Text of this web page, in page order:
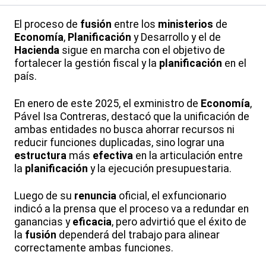
El proceso de fusión entre los ministerios de
Economía, Planificación y Desarrollo y el de
Hacienda sigue en marcha con el objetivo de
fortalecer la gestión fiscal y la planificación en el
país.
En enero de este 2025, el exministro de Economía,
Pável Isa Contreras, destacó que la unificación de
ambas entidades no busca ahorrar recursos ni
reducir funciones duplicadas, sino lograr una
estructura más efectiva en la articulación entre
la planificación y la ejecución presupuestaria.
Luego de su renuncia oficial, el exfuncionario
indicó a la prensa que el proceso va a redundar en
ganancias y eficacia, pero advirtió que el éxito de
la fusión dependerá del trabajo para alinear
correctamente ambas funciones.